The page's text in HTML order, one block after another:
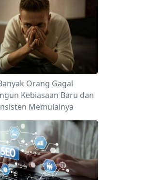
Orang Gagal
Kebiasaan Baru dan
Memulainya